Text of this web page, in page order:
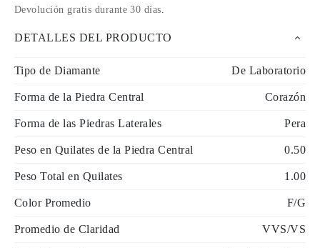
Devolución gratis durante 30 días
DETALLES DEL PRODUCTO
Tipo de Diamante De Laboratorio
Forma de la Piedra Central Corazón
Forma de las Piedras Laterales Pera
Peso en Quilates de la Piedra Central 0.50
Peso Total en Quilates 1.00
Color Promedio F/G
Promedio de Claridad VVS/VS